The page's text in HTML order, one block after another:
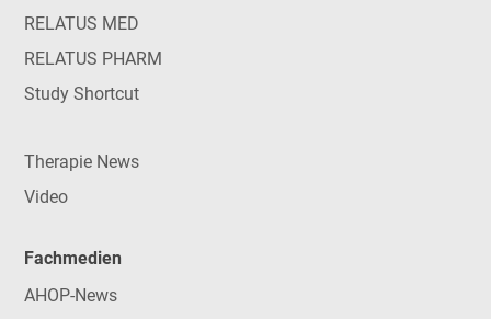
RELATUS MED
RELATUS PHARM
Study Shortcut
Therapie News
Video
Fachmedien
AHOP-News